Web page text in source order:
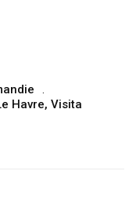
Havre, Visita